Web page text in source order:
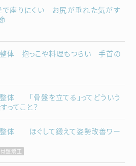
で座りにくい お尻が垂れた気がす
整体 抱っこや料理もつらい 手首の
整体 「骨盤を立てる」ってどういう
ってこと？
整体 ほぐして鍛えて姿勢改善ワー
骨盤矯正